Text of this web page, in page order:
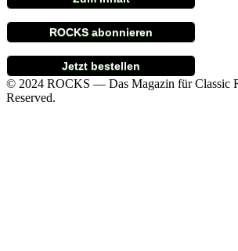
ROCKS abonnieren
Jetzt bestellen
© 2024 ROCKS — Das Magazin für Classic
Reserved.